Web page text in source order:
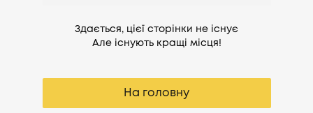
Здається, цієї сторінки не існує
Але існують кращі місця!
На головну